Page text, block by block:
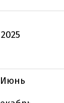
2025
Июнь